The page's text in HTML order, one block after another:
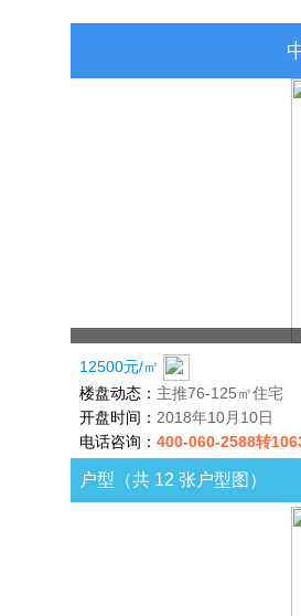
12500元/㎡
楼盘动态： 主推76-125㎡住宅
开盘时间： 2018年10月10日
电话咨询： 400-060-2588转
户型（共 12 张户型图）